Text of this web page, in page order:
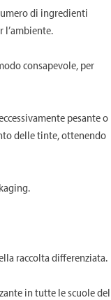
di ingredienti
l’ambiente.
consapevole, per
pesante o
delle tinte, ottenendo
raccolta differenziata.
in tutte le scuole del